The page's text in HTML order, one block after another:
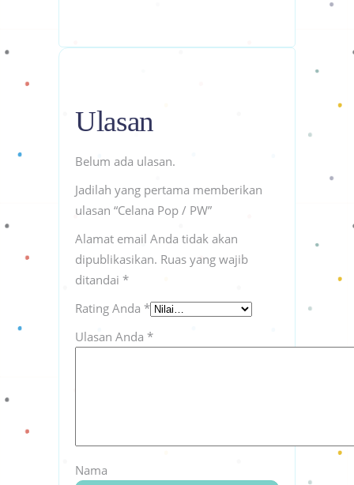
Ulasan
Belum ada ulasan.
Jadilah yang pertama memberikan
ulasan “Celana Pop / PW”
Alamat email Anda tidak akan
dipublikasikan. Ruas yang wajib
ditandai *
Rating Anda *
Ulasan Anda *
Nama